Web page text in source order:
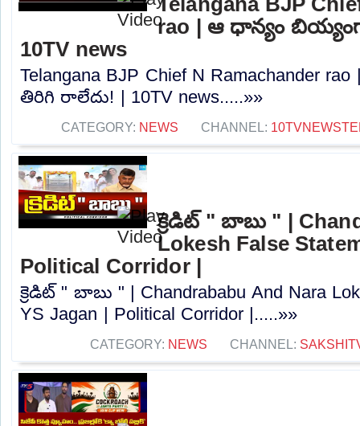
rao | ఆ ధాన్యం
10TV news
Telangana BJP Chief N Ramachander
తిరిగి రాలేదు! | 10TV news.....»»
CATEGORY: NEWS CHANNEL:
క్రెడిట్ " బాబు " |
Lokesh False
Political Corridor |
క్రెడిట్ " బాబు " | Chandrababu And Nara
YS Jagan | Political Corridor |.....»»
CATEGORY: NEWS CHANNEL: